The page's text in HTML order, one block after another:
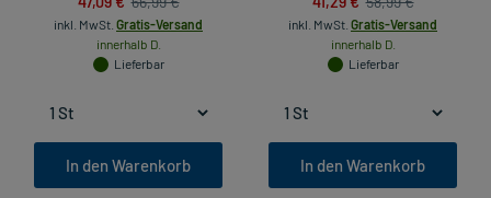
inkl. MwSt. Gratis-Versand
innerhalb D.
Lieferbar
In den Warenkorb
inkl. MwSt. Gratis-Versand
innerhalb D.
Lieferbar
In den Warenkorb